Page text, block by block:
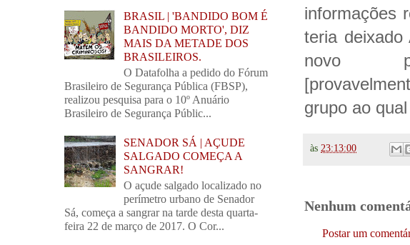
informações
teria
novo
grupo ao
às 23:13:00
Nenhum
Postar um
BRASIL | 'BANDIDO BOM É
BANDIDO MORTO', DIZ
MAIS DA METADE DOS
BRASILEIROS.
O Datafolha a pedido do Fórum
Brasileiro de Segurança Pública (FBSP),
realizou pesquisa para o 10º Anuário
Brasileiro de Segurança Públic...
SENADOR SÁ | AÇUDE
SALGADO COMEÇA A
SANGRAR!
O açude salgado localizado no
perímetro urbano de Senador
Sá, começa a sangrar na tarde desta quarta-
feira 22 de março de 2017. O Cor...